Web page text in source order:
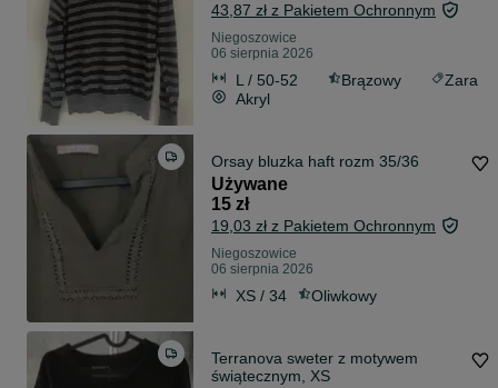
43,87 zł z Pakietem Ochronnym
Niegoszowice
06 sierpnia 2026
L / 50-52 Brązowy
Zara
Akryl
Orsay bluzka haft rozm 35/36
Używane
15 zł
19,03 zł z Pakietem Ochronnym
Niegoszowice
06 sierpnia 2026
XS / 34 Oliwkowy
Terranova sweter z motywem
świątecznym, XS